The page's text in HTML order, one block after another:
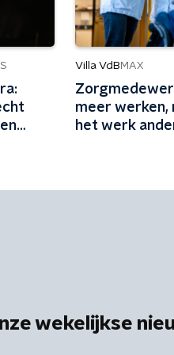
Villa VdB MAX
meer werken,
het werk
wekelijkse